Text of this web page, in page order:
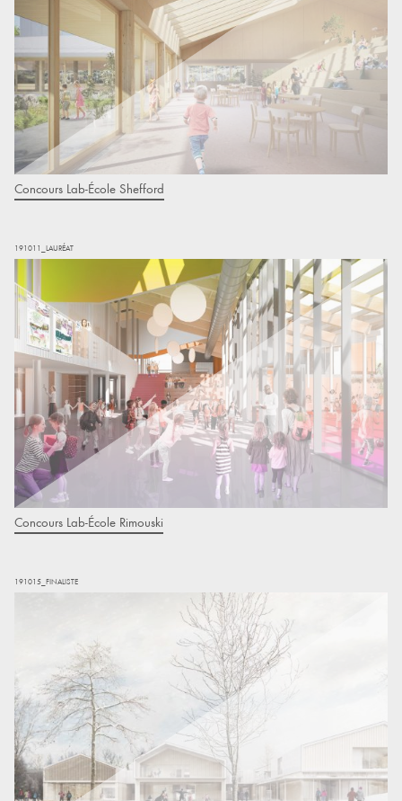
Concours Lab-École Shefford
191011_LAURÉAT
Concours Lab-École Rimouski
191015_FINALISTE